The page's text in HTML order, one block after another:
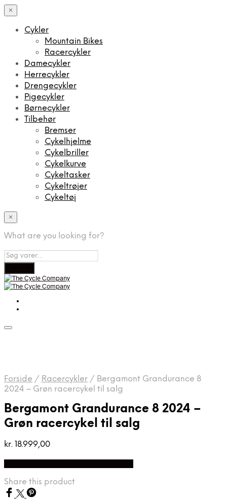
×
Cykler
Mountain Bikes
Racercykler
Damecykler
Herrecykler
Drengecykler
Pigecykler
Børnecykler
Tilbehør
Bremser
Cykelhjelme
Cykelbriller
Cykelkurve
Cykeltasker
Cykeltrøjer
Cykeltøj
×
What are you looking for?
Forside / Racercykler / Bergamont Grandurance 8
2024 – Grøn racercykel til salg
Bergamont Grandurance 8 2024 –
Grøn racercykel til salg
kr. 18.999,00
Share this product